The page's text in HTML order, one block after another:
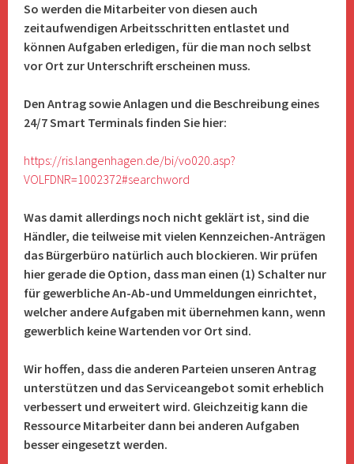
So werden die Mitarbeiter von diesen auch
zeitaufwendigen Arbeitsschritten entlastet und
können Aufgaben erledigen, für die man noch selbst
vor Ort zur Unterschrift erscheinen muss.
Den Antrag sowie Anlagen und die Beschreibung eines
24/7 Smart Terminals finden Sie hier:
https://ris.langenhagen.de/bi/vo020.asp?
VOLFDNR=1002372#searchword
Was damit allerdings noch nicht geklärt ist, sind die
Händler, die teilweise mit vielen Kennzeichen-Anträgen
das Bürgerbüro natürlich auch blockieren. Wir prüfen
hier gerade die Option, dass man einen (1) Schalter nur
für gewerbliche An-Ab-und Ummeldungen einrichtet,
welcher andere Aufgaben mit übernehmen kann, wenn
gewerblich keine Wartenden vor Ort sind.
Wir hoffen, dass die anderen Parteien unseren Antrag
unterstützen und das Serviceangebot somit erheblich
verbessert und erweitert wird. Gleichzeitig kann die
Ressource Mitarbeiter dann bei anderen Aufgaben
besser eingesetzt werden.